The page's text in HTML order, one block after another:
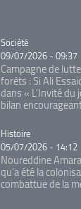
Catégorie
Société
09/07/2026 - 09:37
Campagne de
forêts : Si Ali
dans « L'Invité du
bilan
Catégorie
Histoire
05/07/2026 - 14:12
Noureddine
qu’a été la
combattue de la